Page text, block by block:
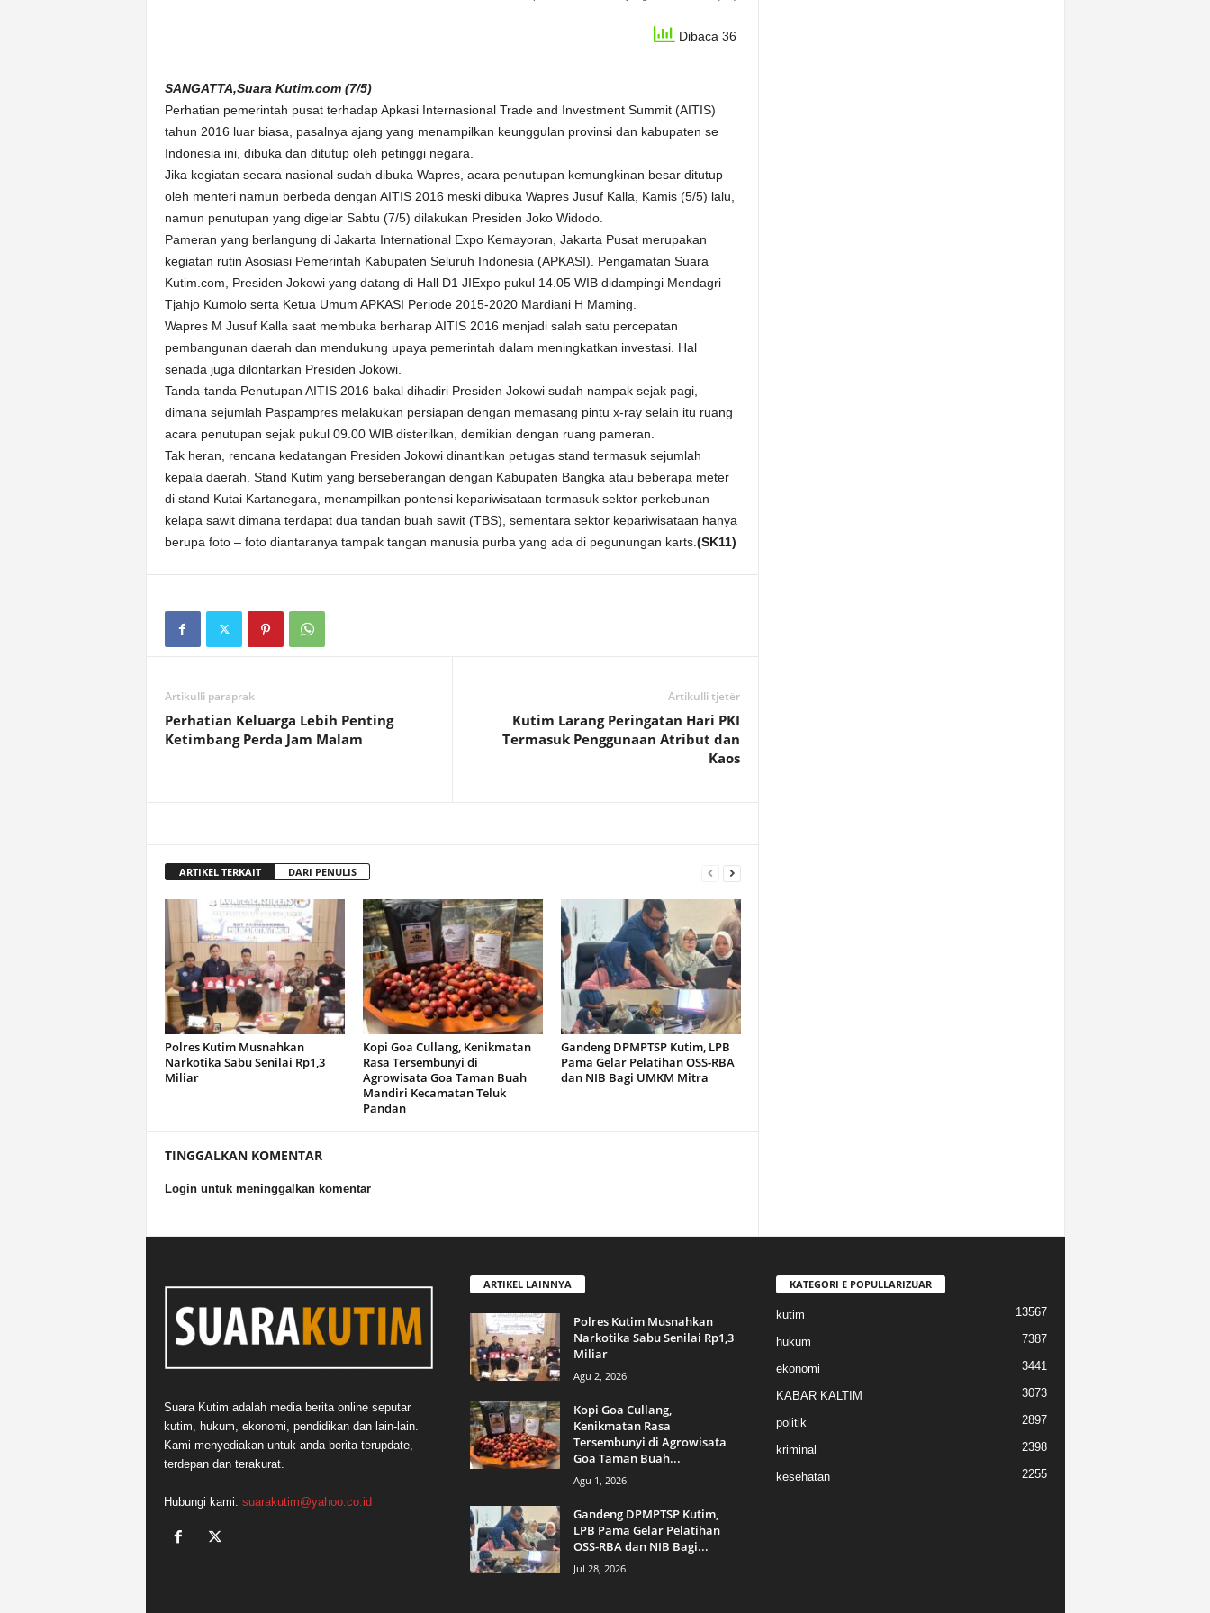
Dibaca 36
SANGATTA,Suara Kutim.com (7/5)
Perhatian pemerintah pusat terhadap Apkasi Internasional Trade and Investment Summit (AITIS)
tahun 2016 luar biasa, pasalnya ajang yang menampilkan keunggulan provinsi dan kabupaten se
Indonesia ini, dibuka dan ditutup oleh petinggi negara.
Jika kegiatan secara nasional sudah dibuka Wapres, acara penutupan kemungkinan besar ditutup
oleh menteri namun berbeda dengan AITIS 2016 meski dibuka Wapres Jusuf Kalla, Kamis (5/5) lalu,
namun penutupan yang digelar Sabtu (7/5) dilakukan Presiden Joko Widodo.
Pameran yang berlangung di Jakarta International Expo Kemayoran, Jakarta Pusat merupakan
kegiatan rutin Asosiasi Pemerintah Kabupaten Seluruh Indonesia (APKASI). Pengamatan Suara
Kutim.com, Presiden Jokowi yang datang di Hall D1 JIExpo pukul 14.05 WIB didampingi Mendagri
Tjahjo Kumolo serta Ketua Umum APKASI Periode 2015-2020 Mardiani H Maming.
Wapres M Jusuf Kalla saat membuka berharap AITIS 2016 menjadi salah satu percepatan
pembangunan daerah dan mendukung upaya pemerintah dalam meningkatkan investasi. Hal
senada juga dilontarkan Presiden Jokowi.
Tanda-tanda Penutupan AITIS 2016 bakal dihadiri Presiden Jokowi sudah nampak sejak pagi,
dimana sejumlah Paspampres melakukan persiapan dengan memasang pintu x-ray selain itu ruang
acara penutupan sejak pukul 09.00 WIB disterilkan, demikian dengan ruang pameran.
Tak heran, rencana kedatangan Presiden Jokowi dinantikan petugas stand termasuk sejumlah
kepala daerah. Stand Kutim yang berseberangan dengan Kabupaten Bangka atau beberapa meter
di stand Kutai Kartanegara, menampilkan pontensi kepariwisataan termasuk sektor perkebunan
kelapa sawit dimana terdapat dua tandan buah sawit (TBS), sementara sektor kepariwisataan hanya
berupa foto – foto diantaranya tampak tangan manusia purba yang ada di pegunungan karts. (SK11)
Artikulli paraprak
Perhatian Keluarga Lebih Penting
Ketimbang Perda Jam Malam
Artikulli tjetër
Kutim Larang Peringatan Hari PKI
Termasuk Penggunaan Atribut dan
Kaos
ARTIKEL TERKAIT DARI PENULIS
Polres Kutim Musnahkan
Narkotika Sabu Senilai Rp1,3
Miliar
Kopi Goa Cullang, Kenikmatan
Rasa Tersembunyi di
Agrowisata Goa Taman Buah
Mandiri Kecamatan Teluk
Pandan
Gandeng DPMPTSP Kutim, LPB
Pama Gelar Pelatihan OSS-RBA
dan NIB Bagi UMKM Mitra
TINGGALKAN KOMENTAR
Login untuk meninggalkan komentar
Suara Kutim adalah media berita online seputar
kutim, hukum, ekonomi, pendidikan dan lain-lain.
Kami menyediakan untuk anda berita terupdate,
terdepan dan terakurat.
Hubungi kami: suarakutim@yahoo.co.id
ARTIKEL LAINNYA
Polres Kutim Musnahkan
Narkotika Sabu Senilai Rp1,3
Miliar
Agu 2, 2026
Kopi Goa Cullang,
Kenikmatan Rasa
Tersembunyi di Agrowisata
Goa Taman Buah...
Agu 1, 2026
Gandeng DPMPTSP Kutim,
LPB Pama Gelar Pelatihan
OSS-RBA dan NIB Bagi...
Jul 28, 2026
KATEGORI E POPULLARIZUAR
kutim 13567
hukum 7387
ekonomi 3441
KABAR KALTIM 3073
politik 2897
kriminal 2398
kesehatan 2255